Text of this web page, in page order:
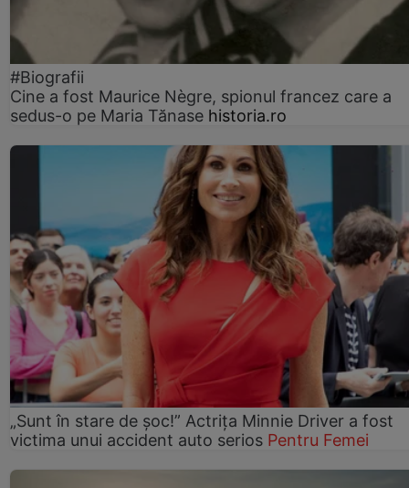
#Biografii
Cine a fost Maurice Nègre, spionul francez care a
sedus-o pe Maria Tănase historia.ro
„Sunt în stare de șoc!” Actrița Minnie Driver a fost
victima unui accident auto serios Pentru Femei